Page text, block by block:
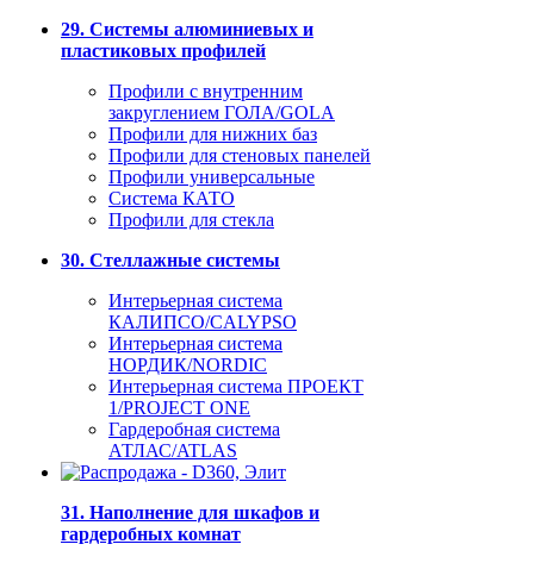
29. Системы алюминиевых и
пластиковых профилей
Профили с внутренним
закруглением ГОЛА/GOLA
Профили для нижних баз
Профили для стеновых панелей
Профили универсальные
Система КАТО
Профили для стекла
30. Стеллажные системы
Интерьерная система
КАЛИПСО/CALYPSO
Интерьерная система
НОРДИК/NORDIC
Интерьерная система ПРОЕКТ
1/PROJECT ONE
Гардеробная система
АТЛАС/ATLAS
31. Наполнение для шкафов и
гардеробных комнат